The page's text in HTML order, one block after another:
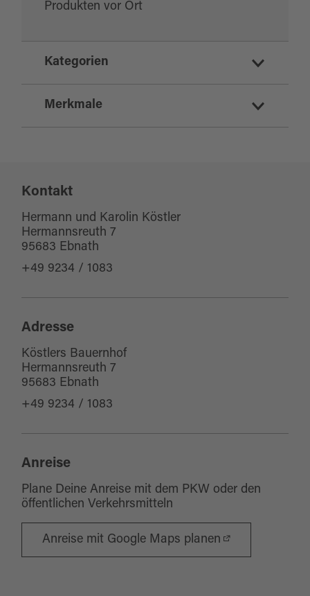
Produkten vor Ort
Kategorien
Direktvermarkter
Geschäfte und Dienstleistung
Merkmale
für Kinder (jedes Alter)
Kontakt
Hermann und Karolin Köstler
Hermannsreuth 7
95683 Ebnath
+49 9234 / 1083
Adresse
Köstlers Bauernhof
Hermannsreuth 7
95683 Ebnath
+49 9234 / 1083
Anreise
Plane Deine Anreise mit dem PKW oder den
öffentlichen Verkehrsmitteln
Anreise mit Google Maps planen